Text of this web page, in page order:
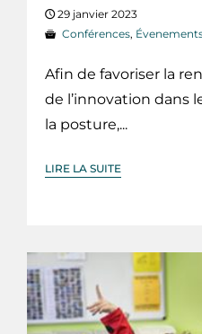
29 janvier 2023
Conférences,
Afin de favoriser la
de l’innovation dans
la posture,...
LIRE LA SUITE